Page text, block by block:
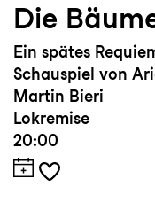
Die
Ein spätes
Schauspiel von
Martin Bieri
Lokremise
20:00